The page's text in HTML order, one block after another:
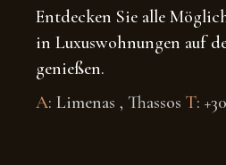
Entdecken Sie alle
in Luxuswohnungen auf
genießen.
A: Limenas , ThassosT: